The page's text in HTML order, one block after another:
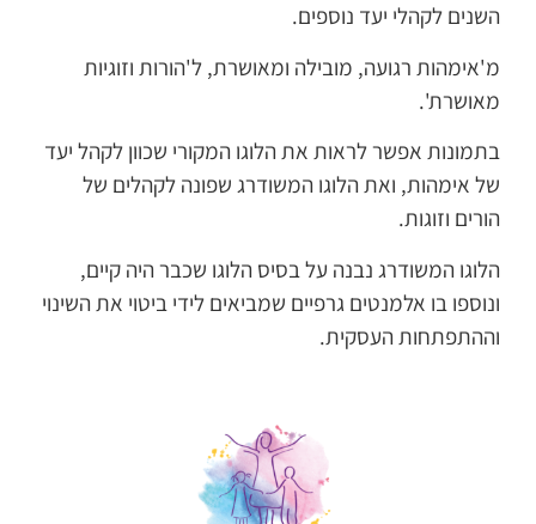
השנים לקהלי יעד נוספים.
מ'אימהות רגועה, מובילה ומאושרת, ל'הורות וזוגיות
מאושרת'.
בתמונות אפשר לראות את הלוגו המקורי שכוון לקהל יעד
של אימהות, ואת הלוגו המשודרג שפונה לקהלים של
הורים וזוגות.
הלוגו המשודרג נבנה על בסיס הלוגו שכבר היה קיים,
ונוספו בו אלמנטים גרפיים שמביאים לידי ביטוי את השינוי
וההתפתחות העסקית.